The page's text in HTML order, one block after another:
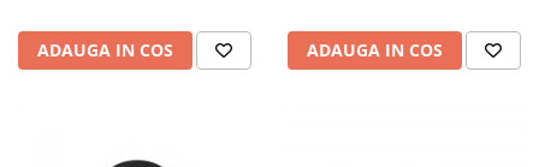
ADAUGA IN COS ADAUGA IN COS